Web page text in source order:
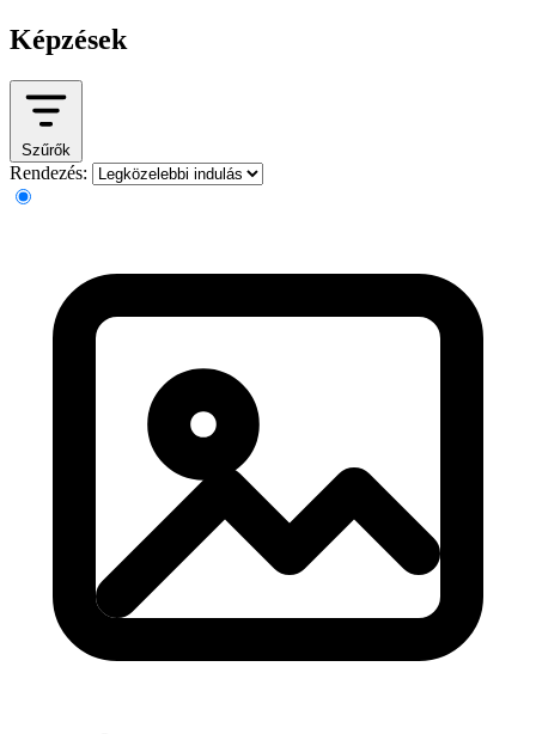
Képzések
Szűrők
Rendezés: